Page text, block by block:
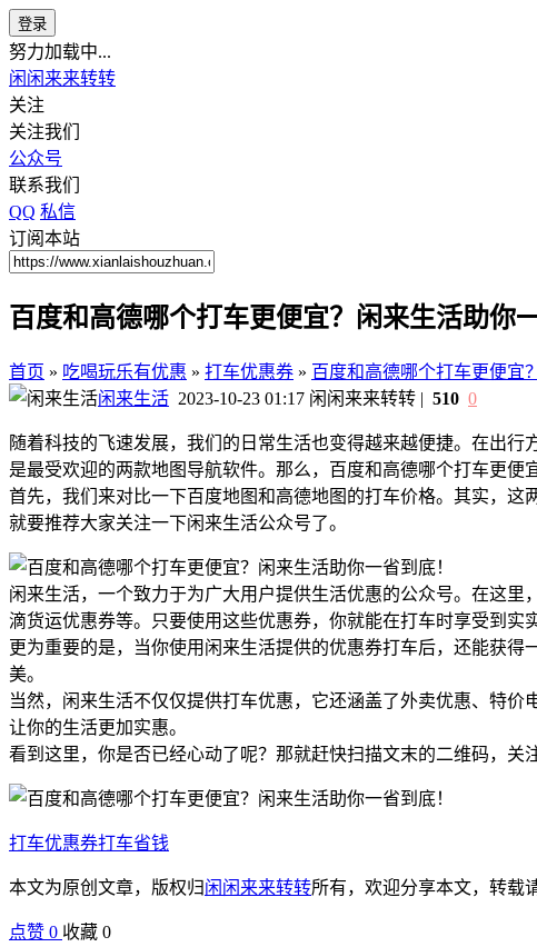
登录
努力加载中...
闲闲来来转转
关注
关注我们
公众号
联系我们
QQ 私信
订阅本站
百度和高德哪个打车更便宜？闲来生活助你
首页 » 吃喝玩乐有优惠 » 打车优惠券 » 百度和高德哪个打车更便宜
闲来生活 2023-10-23 01:17 闲闲来来转转 | 510 0
随着科技的飞速发展，我们的日常生活也变得越来越便捷。在出
是最受欢迎的两款地图导航软件。那么，百度和高德哪个打车更
首先，我们来对比一下百度地图和高德地图的打车价格。其实，
就要推荐大家关注一下闲来生活公众号了。
闲来生活，一个致力于为广大用户提供生活优惠的公众号。在这里
滴货运优惠券等。只要使用这些优惠券，你就能在打车时享受到实
更为重要的是，当你使用闲来生活提供的优惠券打车后，还能获
美。
当然，闲来生活不仅仅提供打车优惠，它还涵盖了外卖优惠、特
让你的生活更加实惠。
看到这里，你是否已经心动了呢？那就赶快扫描文末的二维码，关
打车优惠券打车省钱
本文为原创文章，版权归闲闲来来转转所有，欢迎分享本文，转载
点赞 0 收藏 0